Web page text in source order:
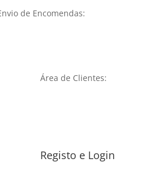
de Encomendas:
Área de Clientes:
Registo e Login